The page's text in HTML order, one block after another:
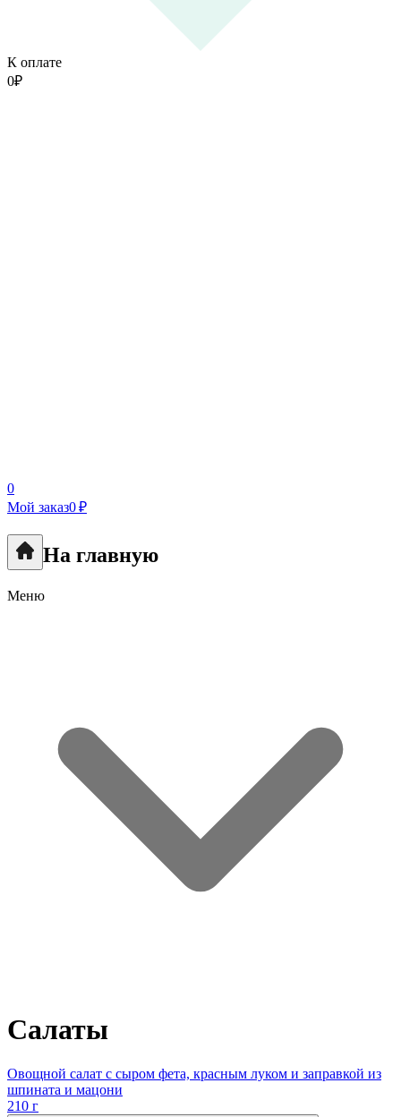
К оплате
0₽
0
Мой заказ0 ₽
На главную
Меню
Салаты
Овощной салат с сыром фета, красным луком и заправкой из
шпината и мацони
210 г